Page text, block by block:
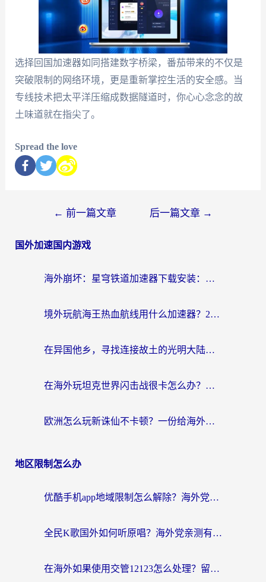
选择回国加速器如同搭建数字桥梁，番茄带来的不仅是
突破限制的网络环境，更是重新掌控生活的安全感。当
专线技术把太平洋压缩成数据隧道时，你心心念念的故
土味道就在指尖了。
Spread the love
← 前一篇文章 后一篇文章 →
国外加速国内游戏
海外崩坏：星穹铁道加速器下载安装：一份给游子的终极网络指南
境外玩航海王热血航线用什么加速器？2026海外玩家实测最优方案（附欧洲问道堡垒前线加速技巧）
在异国他乡，寻找连接故土的光明大陆免费加速器
在海外玩坦克世界闪击战很卡怎么办？老玩家亲测有效的加速器选择指南
欧洲怎么玩新诛仙不卡顿？一份给海外游子的国服游戏畅玩指南
地区限制怎么办
优酷手机app地域限制怎么解除？海外党亲测有效的追剧方案
全民K歌国外如何听原唱？海外党亲测有效的回国加速器选择指南
在海外如果使用交管12123怎么处理？留学生亲测有效的回国加速方案